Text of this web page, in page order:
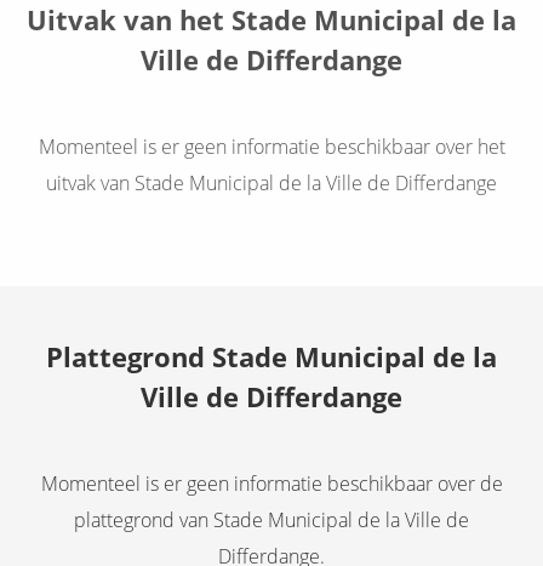
Uitvak van het Stade Municipal de la
Ville de Differdange
Momenteel is er geen informatie beschikbaar over het
uitvak van Stade Municipal de la Ville de Differdange
Plattegrond Stade Municipal de la
Ville de Differdange
Momenteel is er geen informatie beschikbaar over de
plattegrond van Stade Municipal de la Ville de
Differdange.